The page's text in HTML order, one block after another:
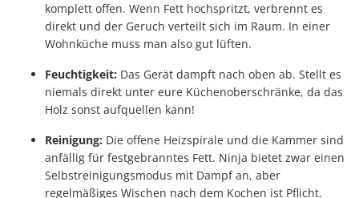
komplett offen. Wenn Fett hochspritzt, verbrennt es
direkt und der Geruch verteilt sich im Raum. In einer
Wohnküche muss man also gut lüften.
Feuchtigkeit: Das Gerät dampft nach oben ab. Stellt es
niemals direkt unter eure Küchenoberschränke, da das
Holz sonst aufquellen kann!
Reinigung: Die offene Heizspirale und die Kammer sind
anfällig für festgebranntes Fett. Ninja bietet zwar einen
Selbstreinigungsmodus mit Dampf an, aber
regelmäßiges Wischen nach dem Kochen ist Pflicht.